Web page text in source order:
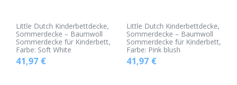
Little Dutch Kinderbettdecke,
Sommerdecke – Baumwoll
Sommerdecke für Kinderbett,
Farbe: Soft White
41,97€
Little Dutch Kinderbettdecke,
Sommerdecke – Baumwoll
Sommerdecke für Kinderbett,
Farbe: Pink blush
41,97 €